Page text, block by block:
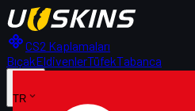
CS2 Kaplamaları
BıçakEldivenlerTüfekTabanca
TR